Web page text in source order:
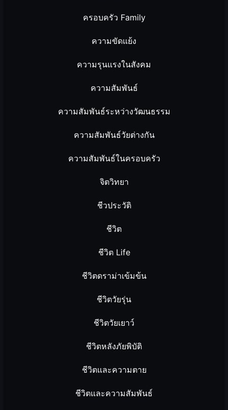
ครอบครัว Family
ความขัดแย้ง
ความรุนแรงในสังคม
ความสัมพันธ์
ความสัมพันธ์ระหว่างวัฒนธรรม
ความสัมพันธ์วัยต่างกัน
ความสัมพันธ์ในครอบครัว
จิตวิทยา
ชีวประวัติ
ชีวิต
ชีวิต Life
ชีวิตดราม่าเข้มข้น
ชีวิตวัยรุ่น
ชีวิตวัยเยาว์
ชีวิตหลังภัยพิบัติ
ชีวิตและความตาย
ชีวิตและความสัมพันธ์